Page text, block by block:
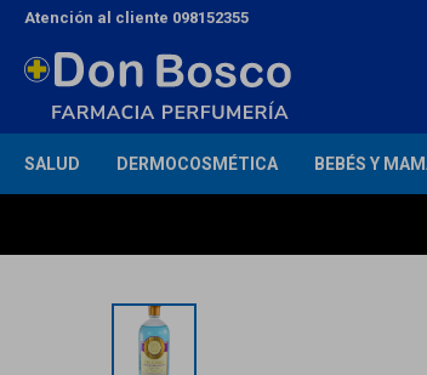
SALUD DERMOCOSMÉTICA BEBÉS Y
Atención al cliente 098152355